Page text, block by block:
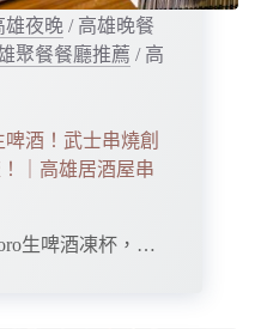
雄夜晚 / 高雄晚餐
聚餐餐廳推薦 / 高
酒！武士串燒創
｜高雄居酒屋串
生啤酒凍杯，…